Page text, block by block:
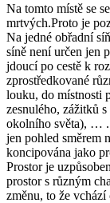
Na tomto místě se
mrtvých.Proto je
Na jedné obřadní
síně není určen jen
jdoucí po cestě k
zprostředkované
louku, do místnosti
zesnulého, zážitků
okolního světa), … .
jen pohled směrem
koncipována jako
Prostor je
prostor s různým
změnu, to že vchází